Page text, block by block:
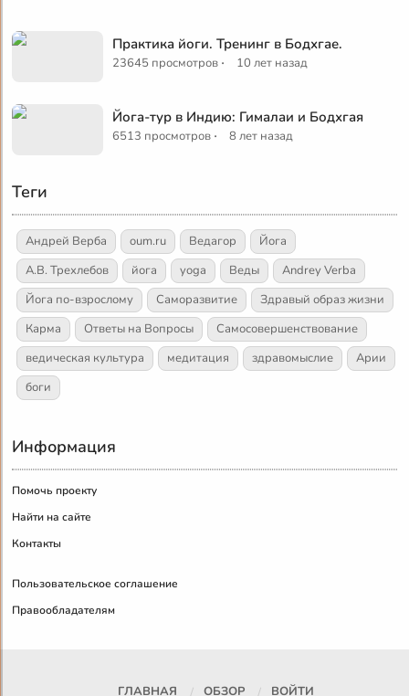
Практика йоги. Тренинг в Бодхгае.
23645 просмотров · 10 лет назад
Йога-тур в Индию: Гималаи и Бодхгая
6513 просмотров · 8 лет назад
Теги
Андрей Верба oum.ru Ведагор
Йога
А.В. Трехлебов
йога yoga Веды
Andrey Verba
Йога по-взрослому
Саморазвитие
Здравый образ жизни
Карма
Ответы на Вопросы
Самосовершенствование
ведическая культура
медитация здравомыслие
Арии
боги
Информация
Помочь проекту
Найти на сайте
Контакты
Пользовательское соглашение
Правообладателям
ГЛАВНАЯ ОБЗОР ВОЙТИ